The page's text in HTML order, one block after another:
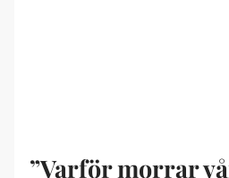
”Varför morrar